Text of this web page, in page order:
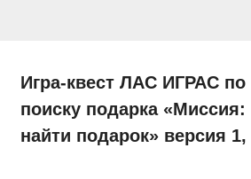
Игра-квест ЛАС ИГРАС по
поиску подарка «Миссия:
найти подарок» версия 1,